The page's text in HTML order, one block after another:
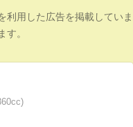
利用した広告を掲載していま
す。